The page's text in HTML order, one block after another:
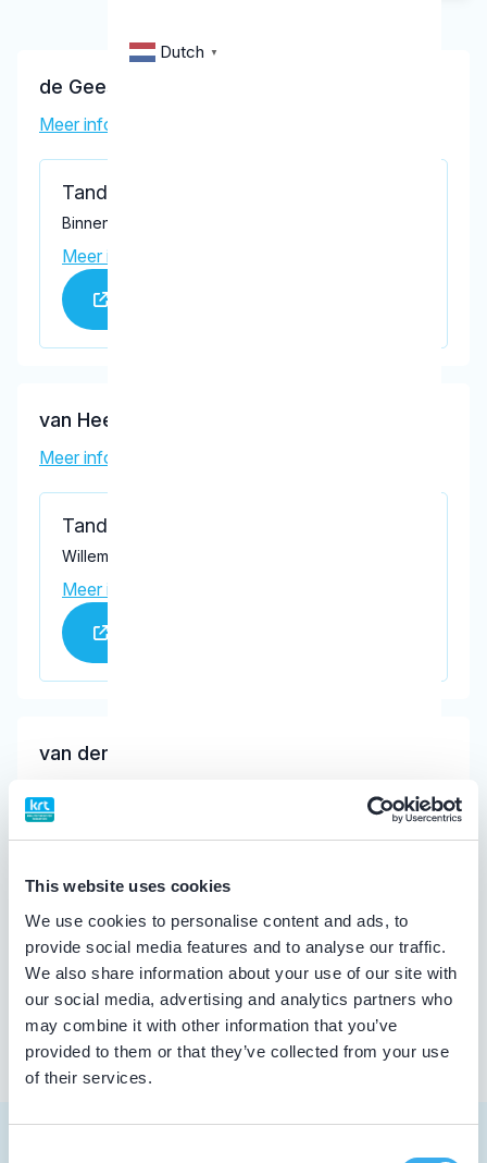
This website uses cookies
We use cookies to personalise content and ads, to
provide social media features and to analyse our traffic.
We also share information about your use of our site with
our social media, advertising and analytics partners who
may combine it with other information that you’ve
provided to them or that they’ve collected from your use
of their services.
Dutch ▼
de Geest, G.J.M.
Meer informatie tandarts
Tandartspraktijk De Geest
Binnenweg 17, Sommelsdijk 3245 AA
Meer informatie praktijk
van Heesch, J.J.H.M.
Meer informatie tandarts
Tandartspraktijk Westplaat
Willem Bilderdijkstraat 45, Sommelsdijk 3245 RB
Meer informatie praktijk
van der Kroon, G.W.A.
Willem Bilderdijkstraat 45, Sommelsdijk 3245 RB
Meer informatie praktijk
Praktijk website